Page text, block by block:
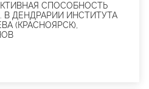
СПОСОБНОСТЬ
В ДЕНДРАРИИ ИНСТИТУТА
(КРАСНОЯРСК),